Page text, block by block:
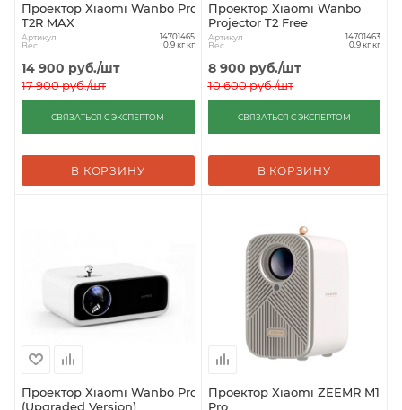
Проектор Xiaomi Wanbo Projector
T2R MAX
Артикул 14701465
Вес 0.9 кг кг
14 900 руб./шт
17 900руб./шт
СВЯЗАТЬСЯ С ЭКСПЕРТОМ
В КОРЗИНУ
Проектор Xiaomi Wanbo
Projector T2 Free
Артикул 14701463
Вес 0.9 кг кг
8 900 руб./шт
10 600руб./шт
СВЯЗАТЬСЯ С ЭКСПЕРТОМ
В КОРЗИНУ
Проектор Xiaomi Wanbo Projector Mini
(Upgraded Version)
Проектор Xiaomi ZEEMR M1
Pro